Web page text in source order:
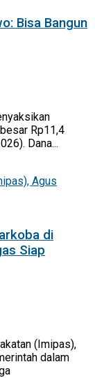
Bisa Bangun
Rp11,4
Dana...
di
Siap
(Imipas),
dalam